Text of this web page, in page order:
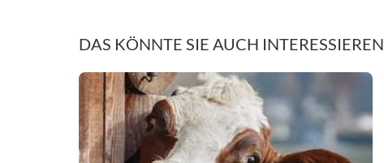
DAS KÖNNTE SIE AUCH INTERESSIEREN